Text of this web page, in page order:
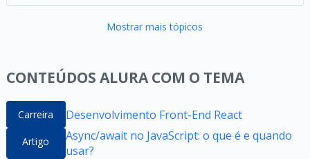
Mostrar mais tópicos
CONTEÚDOS ALURA COM O TEMA
Carreira Desenvolvimento Front-End React
Artigo
Async/await no JavaScript: o que é e quando
usar?